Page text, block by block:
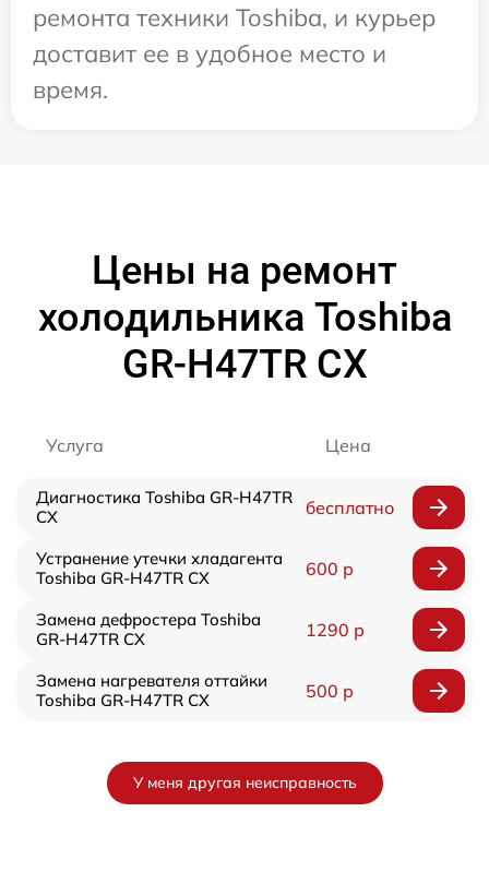
ремонта техники Toshiba, и курьер
доставит ее в удобное место и
время.
Цены на ремонт
холодильника Toshiba
GR-H47TR CX
Услуга Цена
Диагностика Toshiba GR-H47TR
CX
бесплатно
Устранение утечки хладагента
Toshiba GR-H47TR CX
600 р
Замена дефростера Toshiba
GR-H47TR CX
1290 р
Замена нагревателя оттайки
Toshiba GR-H47TR CX
500 р
У меня другая неисправность